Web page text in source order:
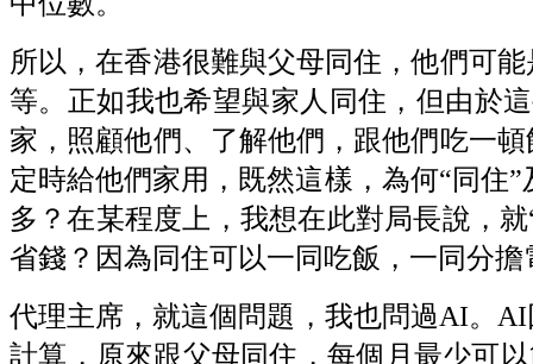
所以，在香港很難與父母同住，他們可
等。正如我也希望與家人同住，但由於
家，照顧他們、了解他們，跟他們吃一
定時給他們家用，既然這樣，為何“同住
多？在某程度上，我想在此對局長說，
省錢？因為同住可以一同吃飯，一同分
代理主席，就這個問題，我也問過AI。
計算，原來跟父母同住，每個月最少可